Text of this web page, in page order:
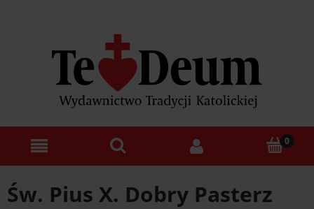
Św. Pius X. Dobry Pasterz